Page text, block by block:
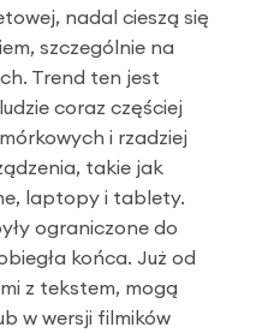
nadal cieszą się
szczególnie na
Trend ten jest
coraz częściej
i rzadziej
takie jak
laptopy i tablety.
ograniczone do
końca. Już od
z tekstem, mogą
w wersji filmików